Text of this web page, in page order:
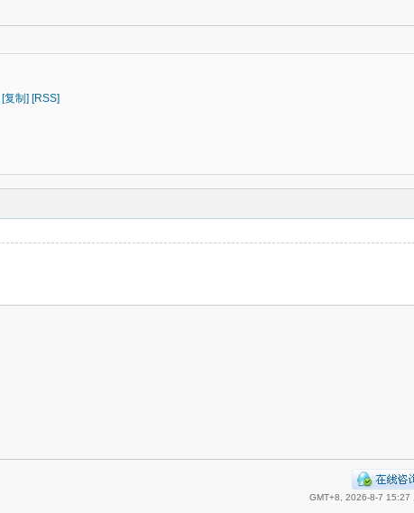
[复制] [RSS]
GMT+8, 2026-8-7 15:27